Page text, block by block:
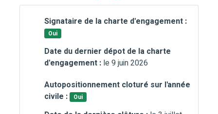
Signataire de la charte d'engagement :
Oui
Date du dernier dépot de la charte
d'engagement : le 9 juin 2026
Autopositionnement cloturé sur l'année
civile :
Oui